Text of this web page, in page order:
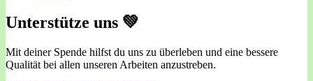
Unterstütze uns 💚
Mit deiner Spende hilfst du uns zu überleben und eine bessere
Qualität bei allen unseren Arbeiten anzustreben.